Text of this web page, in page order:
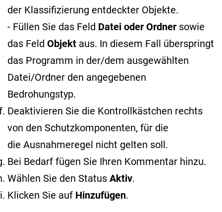
der Klassifizierung entdeckter Objekte.
- Füllen Sie das Feld Datei oder Ordner sowie
das Feld Objekt aus. In diesem Fall überspringt
das Programm in der/dem ausgewählten
Datei/Ordner den angegebenen
Bedrohungstyp.
Deaktivieren Sie die Kontrollkästchen rechts
von den Schutzkomponenten, für die
die Ausnahmeregel nicht gelten soll.
Bei Bedarf fügen Sie Ihren Kommentar hinzu.
Wählen Sie den Status Aktiv.
Klicken Sie auf Hinzufügen.